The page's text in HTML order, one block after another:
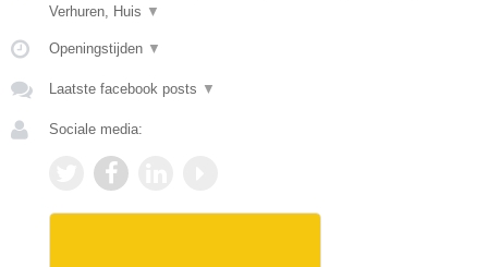
Verhuren, Huis ▼
Openingstijden ▼
Laatste facebook posts ▼
Sociale media: